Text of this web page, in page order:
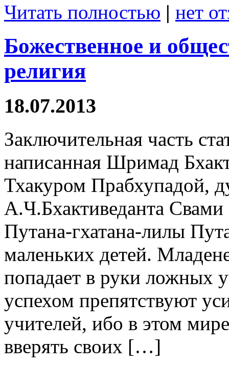
Читать полностью | нет
Божественное и
религия
18.07.2013
Заключительная часть
написанная Шримад
Тхакуром Прабхупадой,
А.Ч.Бхактиведанта
Путана-гхатана-лилы
маленьких детей.
попадает в руки ложных
успехом препятствуют
учителей, ибо в этом
вверять своих […]